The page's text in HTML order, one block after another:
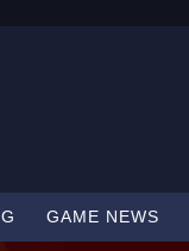
GAME NEWS